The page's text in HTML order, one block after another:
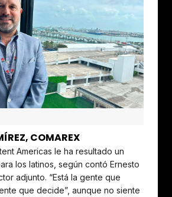
COMAREX
Americas le ha resultado un
los latinos, según contó Ernesto
adjunto. “Está la gente que
que decide”, aunque no siente